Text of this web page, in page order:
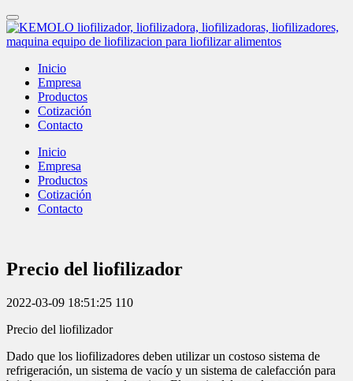
Inicio
Empresa
Productos
Cotización
Contacto
Inicio
Empresa
Productos
Cotización
Contacto
Precio del liofilizador
2022-03-09 18:51:25 110
Precio del liofilizador
Dado que los liofilizadores deben utilizar un costoso sistema de
refrigeración, un sistema de vacío y un sistema de calefacción para